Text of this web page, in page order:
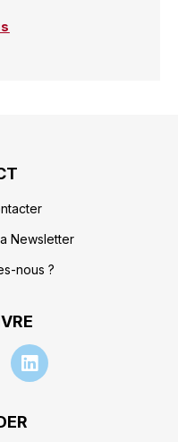
Newsletter
nous ?